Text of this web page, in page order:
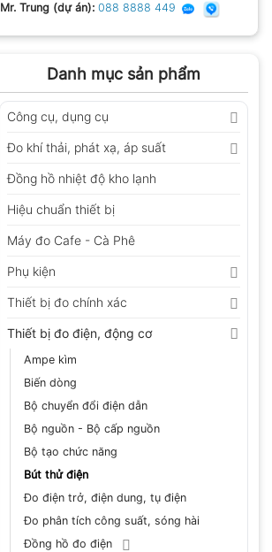
Mr. Trung (dự án): 088 8888 449
Danh mục sản phẩm
Công cụ, dụng cụ
Đo khí thải, phát xạ, áp suất
Đồng hồ nhiệt độ kho lạnh
Hiệu chuẩn thiết bị
Máy đo Cafe - Cà Phê
Phụ kiện
Thiết bị đo chính xác
Thiết bị đo điện, động cơ
Ampe kìm
Biến dòng
Bộ chuyển đổi điện dẫn
Bộ nguồn - Bộ cấp nguồn
Bộ tạo chức năng
Bút thử điện
Đo điện trở, điện dung, tụ điện
Đo phân tích công suất, sóng hài
Đồng hồ đo điện